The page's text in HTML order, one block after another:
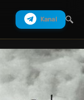
Kanal
Izlash